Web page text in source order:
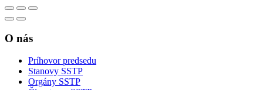
O nás
Príhovor predsedu
Stanovy SSTP
Orgány SSTP